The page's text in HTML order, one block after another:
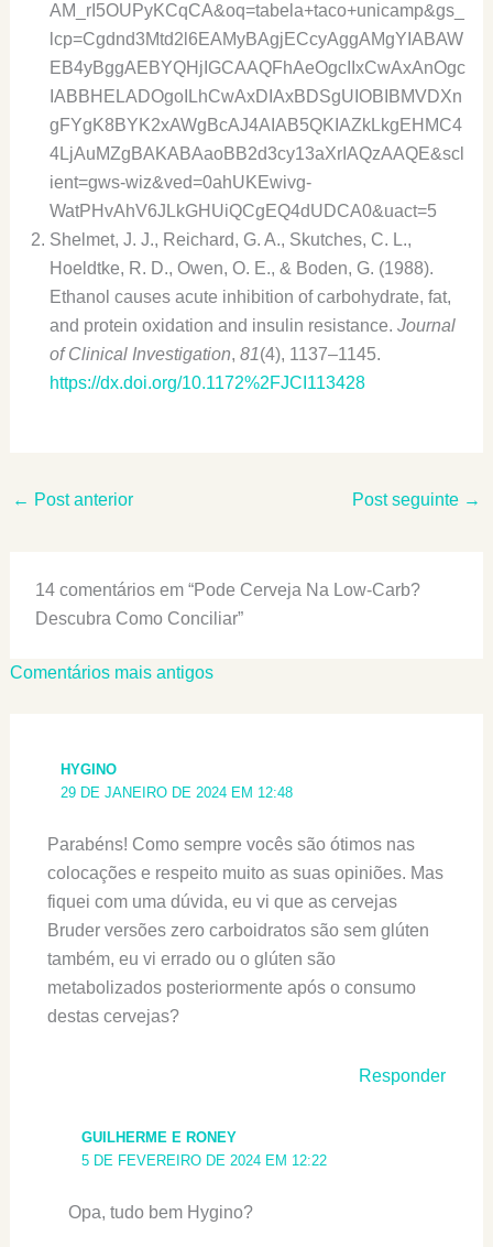
AM_rI5OUPyKCqCA&oq=tabela+taco+unicamp&gs_
lcp=Cgdnd3Mtd2l6EAMyBAgjECcyAggAMgYIABAW
EB4yBggAEBYQHjIGCAAQFhAeOgcIIxCwAxAnOgc
IABBHELADOgoILhCwAxDIAxBDSgUIOBIBMVDXn
gFYgK8BYK2xAWgBcAJ4AIAB5QKIAZkLkgEHMC4
4LjAuMZgBAKABAaoBB2d3cy13aXrIAQzAAQE&scl
ient=gws-wiz&ved=0ahUKEwivg-
WatPHvAhV6JLkGHUiQCgEQ4dUDCA0&uact=5
Shelmet, J. J., Reichard, G. A., Skutches, C. L.,
Hoeldtke, R. D., Owen, O. E., & Boden, G. (1988).
Ethanol causes acute inhibition of carbohydrate, fat,
and protein oxidation and insulin resistance. Journal
of Clinical Investigation, 81(4), 1137–1145.
https://dx.doi.org/10.1172%2FJCI113428
← Post anterior Post seguinte →
14 comentários em “Pode Cerveja Na Low-Carb?
Descubra Como Conciliar”
Comentários
Comentários mais antigos
HYGINO
29 DE JANEIRO DE 2024 EM 12:48
Parabéns! Como sempre vocês são ótimos nas
colocações e respeito muito as suas opiniões. Mas
fiquei com uma dúvida, eu vi que as cervejas
Bruder versões zero carboidratos são sem glúten
também, eu vi errado ou o glúten são
metabolizados posteriormente após o consumo
destas cervejas?
Responder
GUILHERME E RONEY
5 DE FEVEREIRO DE 2024 EM 12:22
Opa, tudo bem Hygino?